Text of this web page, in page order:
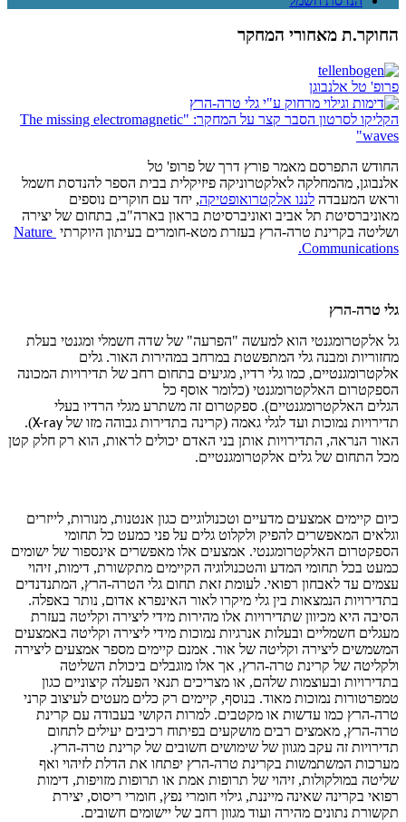
החוקר.ת מאחורי המחקר
פרופ' טל אלנבוגן
הקליקו לסרטון הסבר קצר על המחקר: "The missing electromagnetic
waves"
החודש התפרסם מאמר פורץ דרך של פרופ' טל
אלנבוגן, מהמחלקה לאלקטרוניקה פיזיקלית בבית הספר להנדסת חשמל
וראש המעבדה לננו אלקטרואופטיקה, יחד עם חוקרים נוספים
מאוניברסיטת תל אביב ואוניברסיטת בראון בארה"ב, בתחום של יצירה
ושליטה בקרינת טרה-הרץ בעזרת מטא-חומרים בעיתון היוקרתי Nature
Communications
.
גלי טרה-הרץ
גל אלקטרומגנטי הוא למעשה "הפרעה" של שדה חשמלי ומגנטי בעלת
מחזוריות ומבנה גלי המתפשטת במרחב במהירות האור. גלים
אלקטרומגנטיים, כמו גלי רדיו, מגיעים בתחום רחב של תדירויות המכונה
הספקטרום האלקטרומגנטי (כלומר אוסף כל
הגלים האלקטרומגנטיים). ספקטרום זה משתרע מגלי הרדיו בעלי
תדירויות נמוכות ועד לגלי גאמה (קרינה בתדירות גבוהה מזו של X-ray
).
האור הנראה, התדירויות אותן בני האדם יכולים לראות, הוא רק חלק קטן
מכל התחום של גלים אלקטרומגנטיים.
כיום קיימים אמצעים מדעיים וטכנולוגיים כגון אנטנות, מנורות, לייזרים
וגלאים המאפשרים להפיק ולקלוט גלים על פני כמעט כל תחומי
הספקטרום האלקטרומגנטי. אמצעים אלו מאפשרים אינספור של ישומים
כמעט בכל תחומי המדע והטכנולוגיה הקיימים מתקשורת, דימות, זיהוי
עצמים עד לאבחון רפואי. לעומת זאת תחום גלי הטרה-הרץ, המתנדנדים
בתדירויות הנמצאות בין גלי מיקרו לאור האינפרא אדום, נותר באפלה.
הסיבה היא מכיוון שתדירויות אלו מהירות מידי ליצירה וקליטה בעזרת
מעגלים חשמליים ובעלות אנרגיות נמוכות מידי ליצירה וקליטה באמצעים
המשמשים ליצירה וקליטה של אור. אמנם קיימים מספר אמצעים ליצירה
ולקליטה של קרינת טרה-הרץ, אך אלו מוגבלים ביכולת השליטה
בתדירויות ובעוצמות שלהם, או מצריכים תנאי הפעלה קיצוניים כגון
טמפרטורות נמוכות מאוד. בנוסף, קיימים רק כלים מעטים לעיצוב קרני
טרה-הרץ כמו עדשות או מקטבים. למרות הקושי בעבודה עם קרינת
טרה-הרץ, מאמצים רבים מושקעים בפיתוח רכיבים יעילים לתחום
תדירויות זה עקב מגוון של שימושים חשובים של קרינת טרה-הרץ.
מערכות המשתמשות בקרינת טרה-הרץ יפתחו את הדלת לזיהוי ואף
שליטה במולקולות, זיהוי של תרופות אמת או תרופות מזויפות, דימות
רפואי בקרינה שאינה מייננת, גילוי חומרי נפץ, חומרי ריסוס, יצירת
תקשורת נתונים מהירה ועוד מגוון רחב של יישומים חשובים.